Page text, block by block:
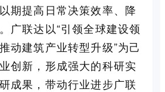
期提高日常决策效率、降
广联达以“引领全球建设领
动建筑产业转型升级”为己
创新，形成强大的科研实
成果，带动行业进步广联